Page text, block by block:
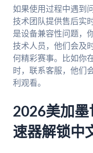
如果使用过程中遇到
技术团队提供售后实
是设备兼容性问题，
技术人员，他们会及
何精彩赛事。比如你
时，联系客服，他们
利观看。
2026美加墨
速器解锁中